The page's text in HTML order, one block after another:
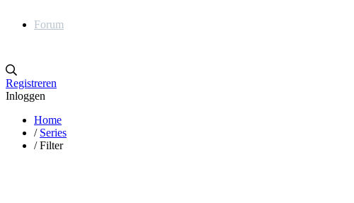
Forum
Registreren
Inloggen
Home
/ Series
/ Filter